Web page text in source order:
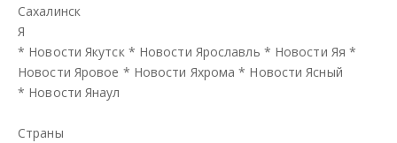
Сахалинск
Я
* Новости Якутск * Новости Ярославль * Новости Яя *
Новости Яровое * Новости Яхрома * Новости Ясный
* Новости Янаул
Страны